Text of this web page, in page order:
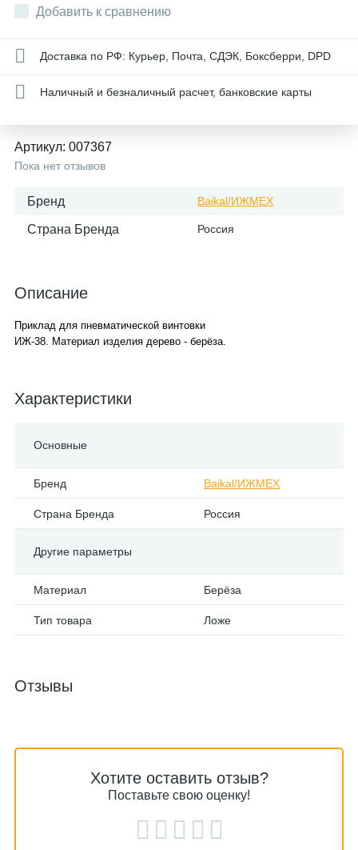
Добавить к сравнению
Доставка по РФ: Курьер, Почта, СДЭК, Боксберри, DPD
Наличный и безналичный расчет, банковские карты
Артикул: 007367
Пока нет отзывов
Бренд Baikal/ИЖМЕХ
Страна Бренда Россия
Описание
Приклад для пневматической винтовки
ИЖ-38. Материал изделия дерево - берёза.
Характеристики
Основные
Бренд Baikal/ИЖМЕХ
Страна Бренда Россия
Другие параметры
Материал Берёза
Тип товара Ложе
Отзывы
Хотите оставить отзыв?
Поставьте свою оценку!